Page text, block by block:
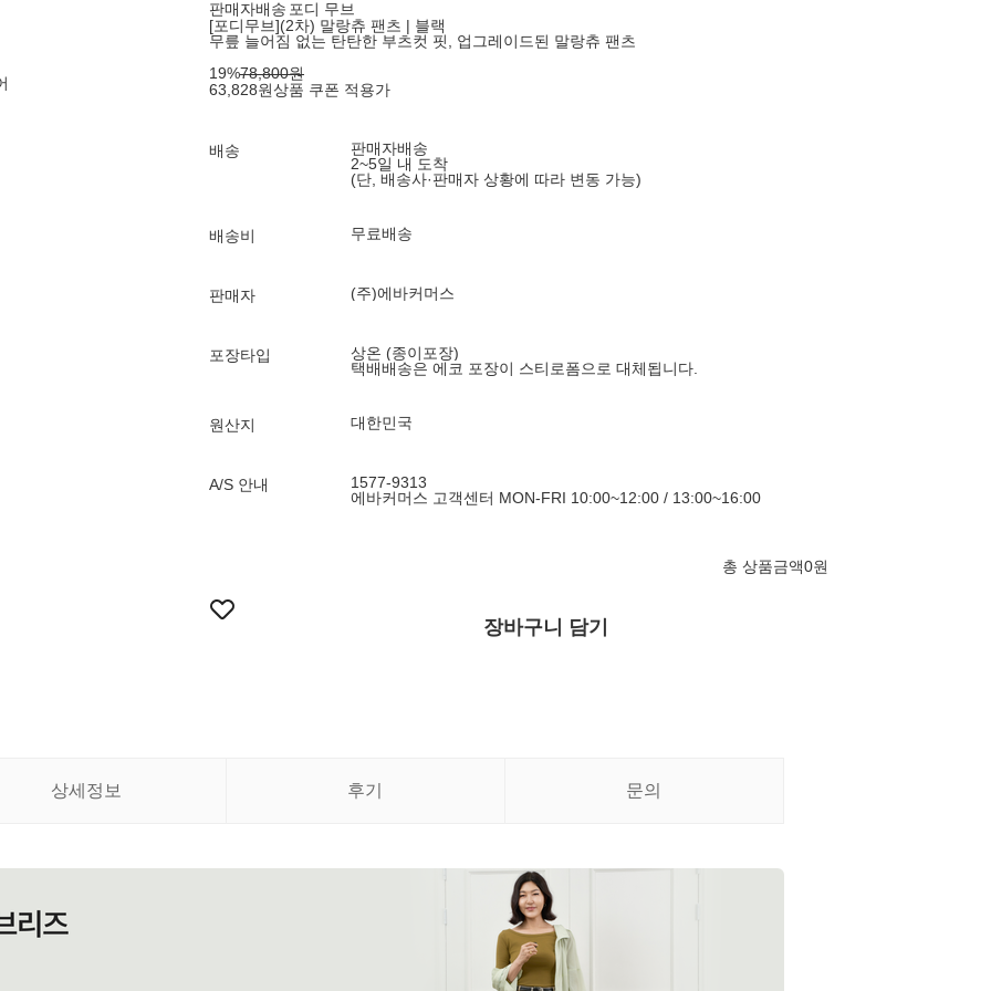
판매자배송 포디 무브
[포디무브](2차) 말랑츄 팬츠 | 블랙
무릎 늘어짐 없는 탄탄한 부츠컷 핏, 업그레이드된 말랑츄 팬츠
19%78,800원
63,828원상품 쿠폰 적용가
배송
판매자배송
2~5일 내 도착
(단, 배송사·판매자 상황에 따라 변동 가능)
배송비 무료배송
판매자 (주)에바커머스
포장타입
상온 (종이포장)
택배배송은 에코 포장이 스티로폼으로 대체됩니다.
원산지 대한민국
A/S 안내
1577-9313
에바커머스 고객센터 MON-FRI 10:00~12:00 / 13:00~16:00
총 상품금액0원
장바구니 담기
상세정보 후기 문의